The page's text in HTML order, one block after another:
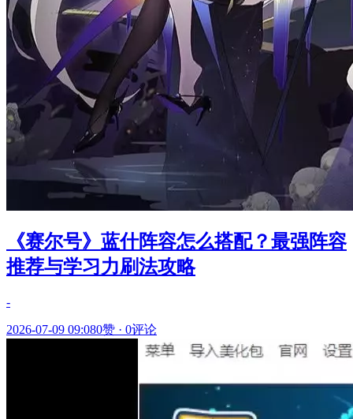
《赛尔号》蓝什阵容怎么搭配？最强阵容
推荐与学习力刷法攻略
-
2026-07-09 09:080赞 · 0评论